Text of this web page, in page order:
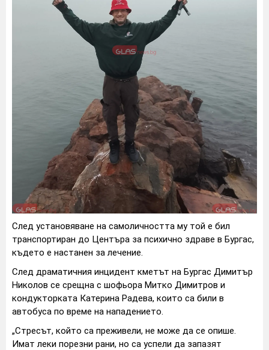
След установяване на самоличността му той е бил
транспортиран до Центъра за психично здраве в Бургас,
където е настанен за лечение.
След драматичния инцидент кметът на Бургас Димитър
Николов се срещна с шофьора Митко Димитров и
кондукторката Катерина Радева, които са били в
автобуса по време на нападението.
„Стресът, който са преживели, не може да се опише.
Имат леки порезни рани, но са успели да запазят